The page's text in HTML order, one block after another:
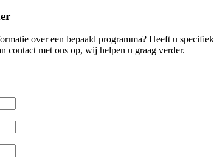
over een bepaald programma? Heeft u
contact met ons op, wij helpen u graag verder.